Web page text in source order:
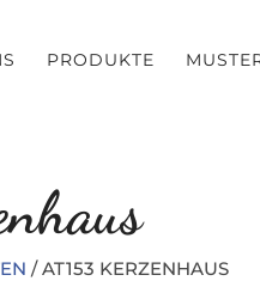
PRODUKTE
/ AT153 KERZENHAUS